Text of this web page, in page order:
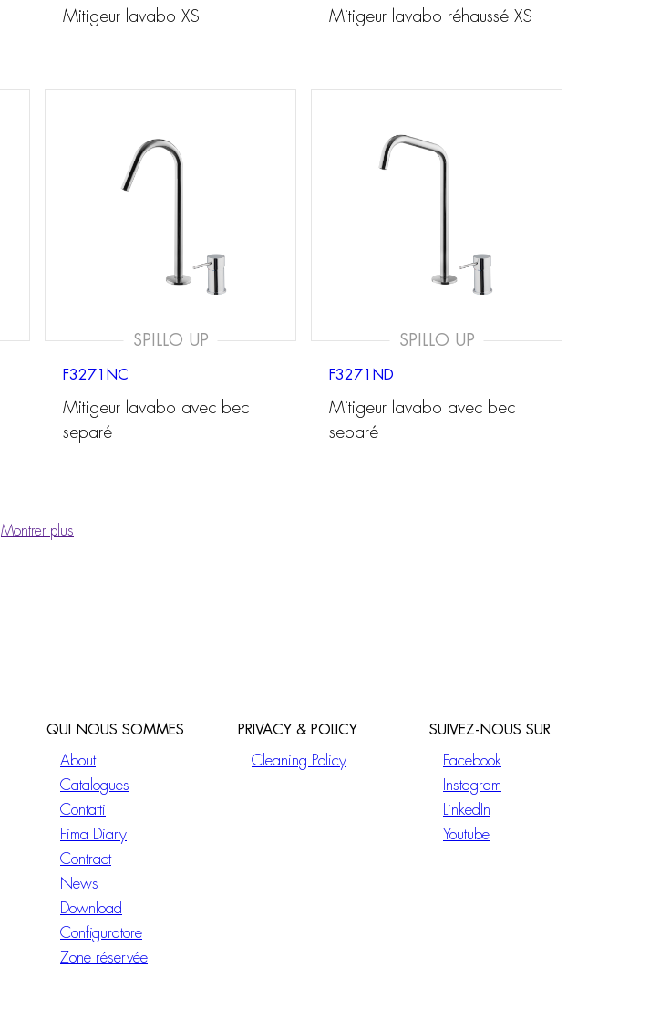
Mitigeur lavabo XS Mitigeur lavabo réhaussé XS
SPILLO UP
F3271NC
Mitigeur lavabo avec bec
separé
SPILLO UP
F3271ND
Mitigeur lavabo avec bec
separé
Montrer plus
QUI NOUS SOMMES
About
Catalogues
Contatti
Fima Diary
Contract
News
Download
Configuratore
Zone réservée
PRIVACY & POLICY
Cleaning Policy
SUIVEZ-NOUS SUR
Facebook
Instagram
LinkedIn
Youtube